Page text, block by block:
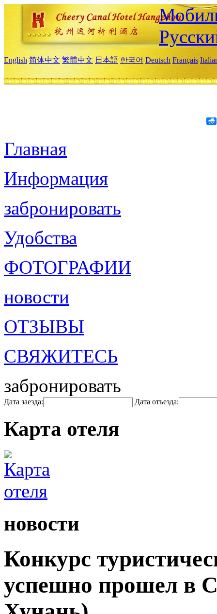
English 简体中文 繁體中文 日本語 한국어 Deutsch Français
Главная
Информация
забронировать
Удобства
ФОТОГРАФИИ
новости
ОТЗЫВЫ
СВЯЖИТЕСЬ
забронировать
Дата заезда: Дата отъезда:
Карта отеля
новости
Конкурс
успешно прошел в